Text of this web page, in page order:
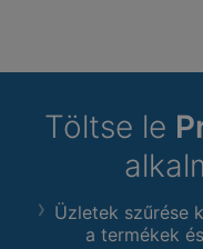
Töltse le
Üzletek szűrése
a termékek